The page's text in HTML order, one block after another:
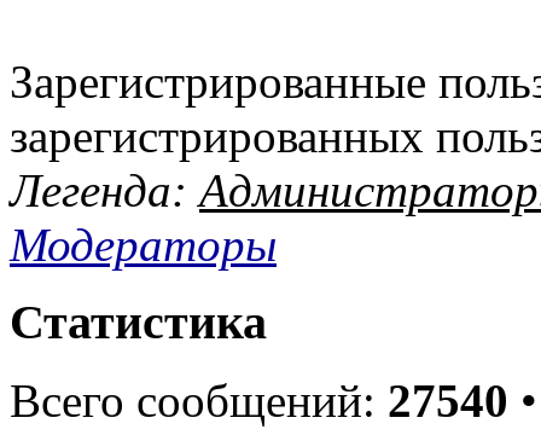
Зарегистрированные
зарегистрированных
Легенда:
Модераторы
Статистика
Всего сообщений: 27540